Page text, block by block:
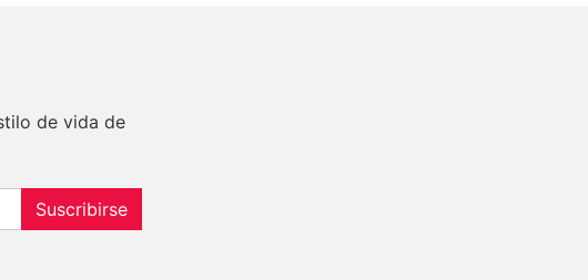
de vida de
Suscribirse